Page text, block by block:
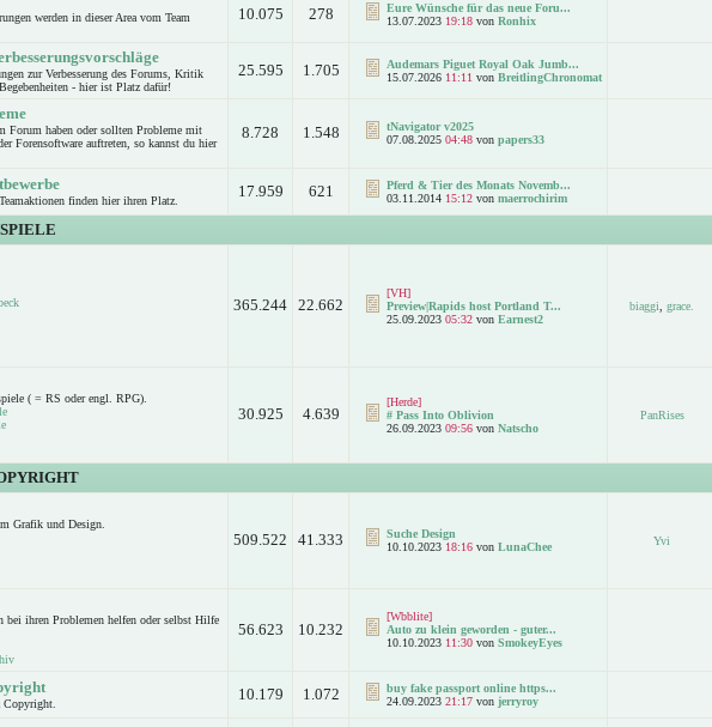
werden in dieser Area vom Team
10.075 278
Eure Wünsche für das neue Foru...
13.07.2023 19:18 von Ronhix
zur Verbesserung des Forums, Kritik
- hier ist Platz dafür!
25.595 1.705
Audemars Piguet Royal Oak Jumb...
15.07.2026 11:11 von BreitlingChronomat
Forum haben oder sollten Probleme mit
Forensoftware auftreten, so kannst du hier
8.728 1.548
tNavigator v2025
07.08.2025 04:48 von papers33
finden hier ihren Platz.
17.959 621
Pferd & Tier des Monats Novemb...
03.11.2014 15:12 von maerrochirim
365.244 22.662
[VH]
Preview|Rapids host Portland T...
25.09.2023 05:32 von Earnest2
biaggi grace.
( = RS oder engl. RPG).
30.925 4.639
[Herde]
# Pass Into Oblivion
26.09.2023 09:56 von Natscho
PanRises
Grafik und Design.
509.522 41.333
Suche Design
10.10.2023 18:16 von LunaChee Yvi
bei ihren Problemen helfen oder selbst Hilfe
56.623 10.232
[Wbblite]
Auto zu klein geworden - guter...
10.10.2023 11:30 von SmokeyEyes
10.179 1.072
buy fake passport online https...
24.09.2023 21:17 von jerryroy